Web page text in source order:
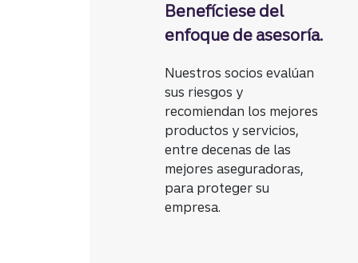
Benefíciese del
enfoque de asesoría.
Nuestros socios evalúan
sus riesgos y
recomiendan los mejores
productos y servicios,
entre decenas de las
mejores aseguradoras,
para proteger su
empresa.